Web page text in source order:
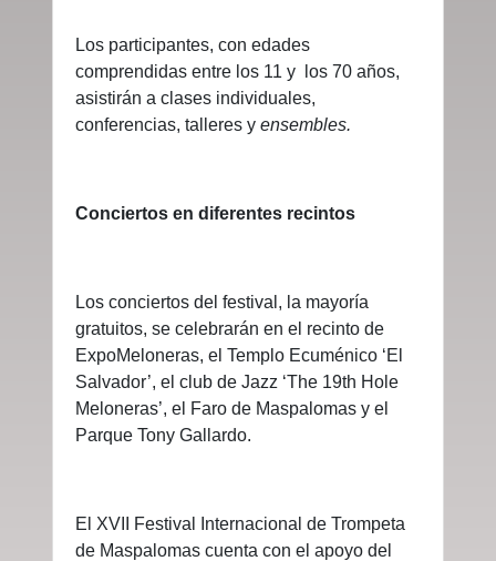
Los participantes, con edades
comprendidas entre los 11 y los 70 años,
asistirán a clases individuales,
conferencias, talleres y ensembles.
Conciertos en diferentes recintos
Los conciertos del festival, la mayoría
gratuitos, se celebrarán en el recinto de
ExpoMeloneras, el Templo Ecuménico ‘El
Salvador’, el club de Jazz ‘The 19th Hole
Meloneras’, el Faro de Maspalomas y el
Parque Tony Gallardo.
El XVII Festival Internacional de Trompeta
de Maspalomas cuenta con el apoyo del